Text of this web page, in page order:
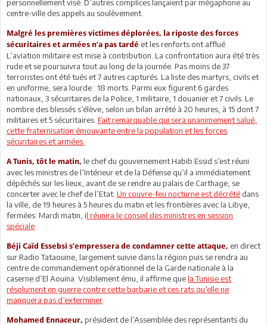
personnellement visé. D’autres complices lançaient par mégaphone au
centre-ville des appels au soulèvement.
Malgré les premières victimes déplorées, la riposte des forces
sécuritaires et armées n’a pas tardé et les renforts ont afflué.
L’aviation militaire est mise à contribution. La confrontation aura été très
rude et se poursuivra tout au long de la journée. Pas moins de 37
terroristes ont été tués et 7 autres capturés. La liste des martyrs, civils et
en uniforme, sera lourde : 18 morts. Parmi eux figurent 6 gardes
nationaux, 3 sécuritaires de la Police, 1 militaire, 1 douanier et 7 civils. Le
nombre des blessés s’élève, selon un bilan arrêté à 20 heures, à 15 dont 7
militaires et 5 sécuritaires. Fait remarquable qui sera unanimement salué,
cette fraternisation émouvante entre la population et les forces
sécuritaires et armées.
A Tunis, tôt le matin, le chef du gouvernement Habib Essid s’est réuni
avec les ministres de l’Intérieur et de la Défense qu’il a immédiatement
dépêchés sur les lieux, avant de se rendre au palais de Carthage, se
concerter avec le chef de l’Etat. Un couvre-feu nocturne est décrété dans
la ville, de 19 heures à 5 heures du matin et les frontières avec la Libye,
fermées. Mardi matin, il réunira le conseil des ministres en session
spéciale
Béji Caïd Essebsi s’empressera de condamner cette attaque, en direct
sur Radio Tataouine, largement suivie dans la région puis se rendra au
centre de commandement opérationnel de la Garde nationale à la
caserne d’El Aouina. Visiblement ému, il affirme quela Tunisie est
résolument en guerre contre cette barbarie et ces rats qu’elle ne
manquera pas d’exterminer
Mohamed Ennaceur, président de l’Assemblée des représentants du